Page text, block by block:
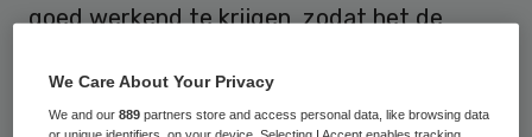
goed werkend te krijgen, zodat het de
plaats van belemmert en professionele
ruimte vergroot in plaats van frustreert.
We Care About Your Privacy
We and our889 partners store and access personal data, like browsing data